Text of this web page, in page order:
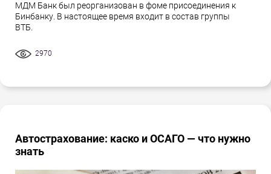
МДМ Банк был реорганизован в фоме присоединения к
Бинбанку. В настоящее время входит в состав группы
ВТБ.
2970
Автострахование: каско и ОСАГО — что нужно
знать